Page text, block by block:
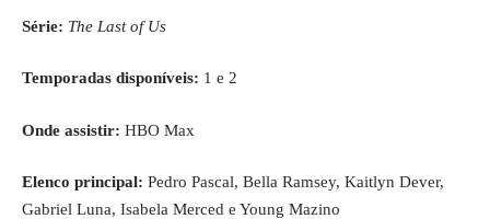
Série: The Last of Us
Temporadas disponíveis: 1 e 2
Onde assistir: HBO Max
Elenco principal: Pedro Pascal, Bella Ramsey, Kaitlyn Dever,
Gabriel Luna, Isabela Merced e Young Mazino